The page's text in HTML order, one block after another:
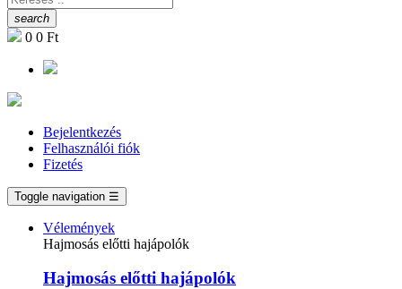
search
0 0 Ft
Bejelentkezés
Felhasználói fiók
Fizetés
Toggle navigation ☰
Vélemények
Hajmosás előtti hajápolók
Hajmosás előtti hajápolók